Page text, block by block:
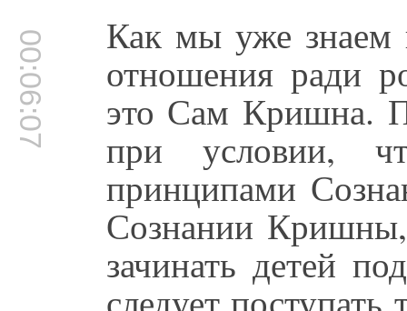
00:06:07 Как мы уже знаем
отношения ради
это Сам Кришна.
при условии,
принципами
Сознании
зачинать детей